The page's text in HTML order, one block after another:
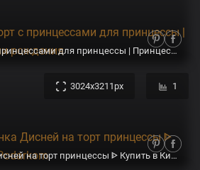
Disney princess , торт с принцессами для принцессы | Принцессы, Торт, Дни рождения
3024x3211px 1
Вафельная картинка Дисней на торт принцессы ᐈ Купить в Киеве | ZaPodarkom